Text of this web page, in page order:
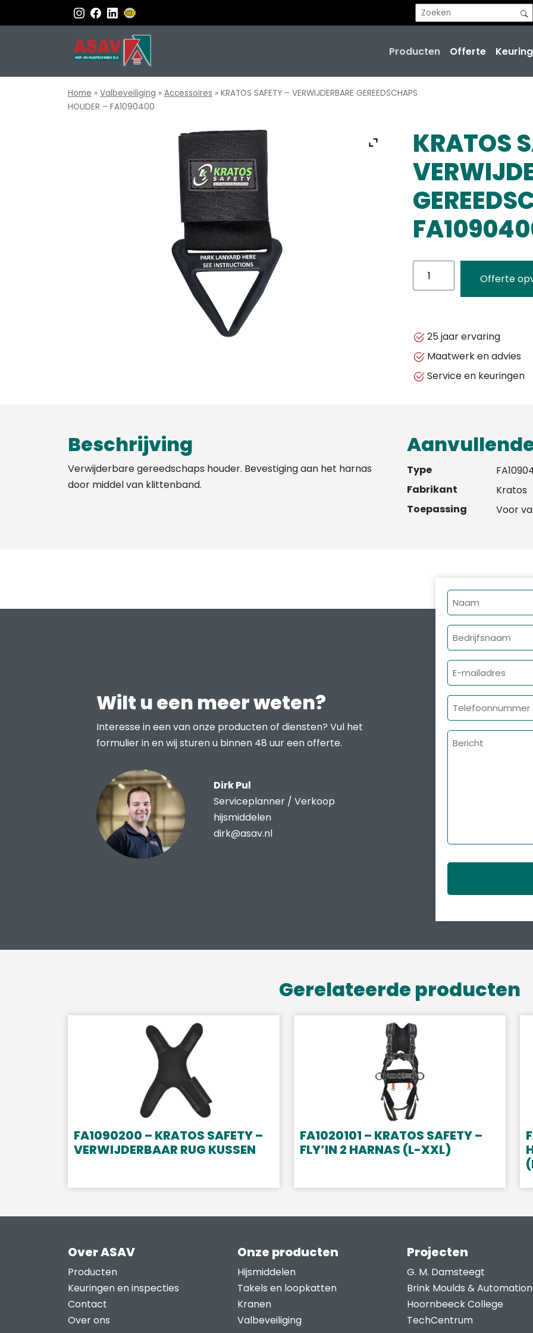
Producten Offerte
Home » Valbeveiliging » Accessoires » KRATOS SAFETY – VERWIJDERBARE GEREEDSCHAPS
HOUDER – FA1090400
KRATOS
GEREEDSCHAPS
-
FA1090400
Offerte
25 jaar ervaring
Maatwerk en advies
Service en keuringen
Beschrijving
Verwijderbare gereedschaps houder. Bevestiging aan het harnas
door middel van klittenband.
Type
Fabrikant
Kratos
Toepassing
Voor
Wilt u een meer weten?
Interesse in een van onze producten of diensten? Vul het
formulier in en wij sturen u binnen 48 uur een offerte.
Dirk Pul
Serviceplanner / Verkoop
hijsmiddelen
dirk@asav.nl
Naam
Bedrijfsnaam
E-
mailadres
Bericht
Gerelateerde producten
FA1090200 – KRATOS SAFETY –
VERWIJDERBAAR RUG KUSSEN
FA1020101 – KRATOS SAFETY –
FLY’IN 2 HARNAS (L-XXL)
Over ASAV
Producten
Keuringen en inspecties
Contact
Over ons
Onze producten
Hijsmiddelen
Takels en loopkatten
Kranen
Valbeveiliging
Projecten
G. M. Damsteegt
Brink Moulds & Automation
Hoornbeeck College
TechCentrum